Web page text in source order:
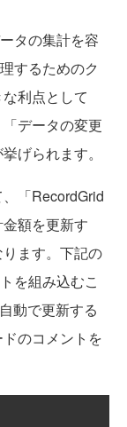
タの集計を容
するためのク
利点として
データの変更
げられます。
「RecordGrid
額を更新す
ます。下記の
を組み込むこ
動で更新する
のコメントを